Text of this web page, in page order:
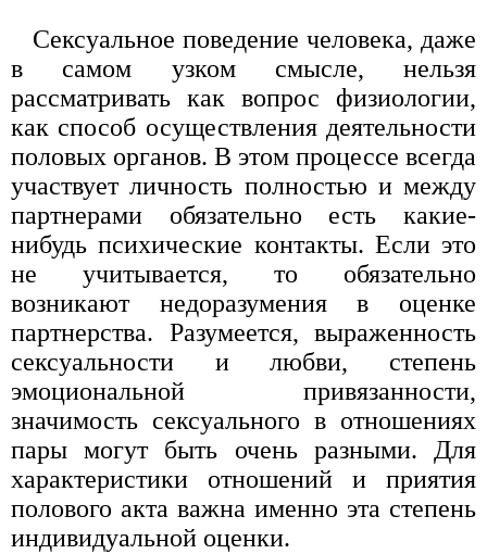
Сексуальное поведение человека, даже
в самом узком смысле, нельзя
рассматривать как вопрос физиологии,
как способ осуществления деятельности
половых органов. В этом процессе всегда
участвует личность полностью и между
партнерами обязательно есть какие-
нибудь психические контакты. Если это
не учитывается, то обязательно
возникают недоразумения в оценке
партнерства. Разумеется, выраженность
сексуальности и любви, степень
эмоциональной привязанности,
значимость сексуального в отношениях
пары могут быть очень разными. Для
характеристики отношений и приятия
полового акта важна именно эта степень
индивидуальной оценки.